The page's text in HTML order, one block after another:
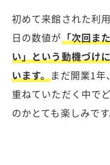
初めて来館された利
日の数値が「次回ま
い」という動機づけ
います。まだ開業1年
重ねていただく中で
のかとても楽しみです